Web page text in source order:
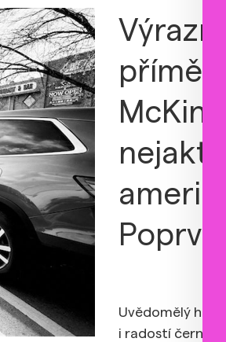
Poprvé
Uvědomělý hip
i radostí černé